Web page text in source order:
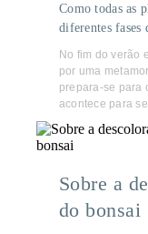
Como todas as
diferentes fases
No fim do verão
por uma
prepara-se para
acontece para
Sobre a
do bonsai